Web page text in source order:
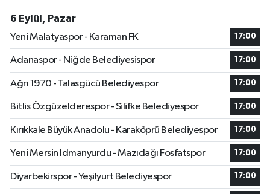
6 Eylül, Pazar
Yeni Malatyaspor - Karaman FK
17:00
Adanaspor - Niğde Belediyesispor 17:00
Ağrı 1970 - Talasgücü Belediyespor 17:00
Bitlis Özgüzelderespor - Silifke Belediyespor 17:00
Kırıkkale Büyük Anadolu - Karaköprü Belediyespor 17:00
Yeni Mersin Idmanyurdu - Mazıdağı Fosfatspor 17:00
Diyarbekirspor - Yeşilyurt Belediyespor 17:00